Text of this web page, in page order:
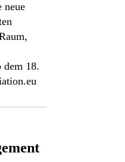
neue
dem 18.